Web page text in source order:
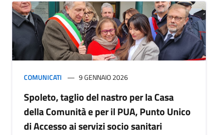
COMUNICATI 9 GENNAIO 2026
Spoleto, taglio del nastro per la Casa
della Comunità e per il PUA, Punto Unico
di Accesso ai servizi socio sanitari